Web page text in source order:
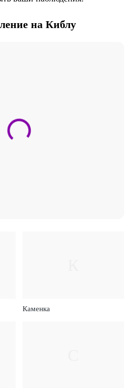
на Киблу
Каменка